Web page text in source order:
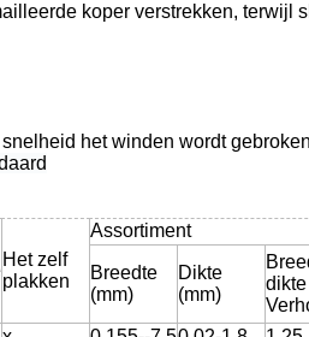
koper verstrekken, terwijl
het winden wordt gebroken
Het zelf
plakken
Assortiment
Breedte
(mm)
Dikte
(mm)
dikte